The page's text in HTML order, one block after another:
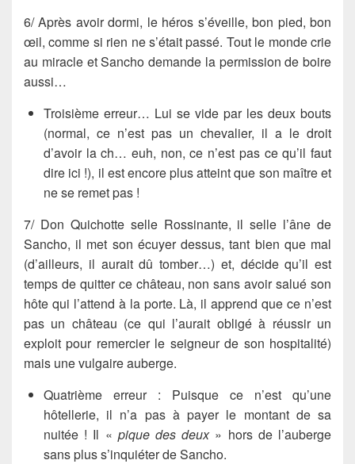
6/ Après avoir dormi, le héros s’éveille, bon pied, bon
œil, comme si rien ne s’était passé. Tout le monde crie
au miracle etSancho demande la permission de boire
aussi…
Troisième erreur… Lui se vide par les deux bouts
(normal, ce n’est pas un chevalier, il a le droit
d’avoir la ch… euh, non, ce n’est pas ce qu’il faut
dire ici !), il est encore plus atteint que son maître et
ne se remet pas !
7/ Don Quichotteselle Rossinante, il selle l’âne de
Sancho, il met son écuyer dessus, tant bien que mal
(d’ailleurs, il aurait dû tomber…) et, décide qu’il est
temps de quitter ce château, non sans avoir salué son
hôte qui l’attend à la porte. Là, il apprend que ce n’est
pas un château (ce qui l’aurait obligé à réussir un
exploit pour remercier le seigneur de son hospitalité)
mais une vulgaireauberge.
Quatrième erreur: Puisque ce n’est qu’une
hôtellerie, il n’a pas à payer le montant de sa
nuitée ! Il « pique des deux» hors de l’auberge
sans plus s’inquiéter deSancho.